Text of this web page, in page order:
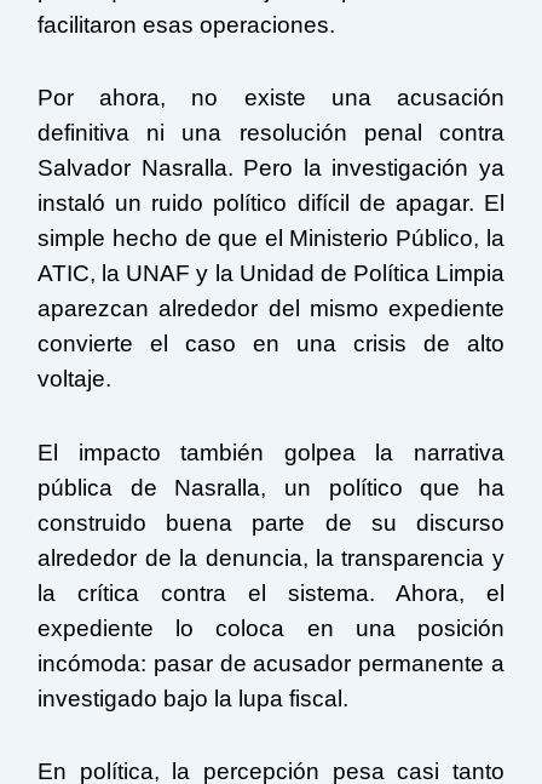
facilitaron esas operaciones.
Por ahora, no existe una acusación
definitiva ni una resolución penal contra
Salvador Nasralla. Pero la investigación ya
instaló un ruido político difícil de apagar. El
simple hecho de que el Ministerio Público, la
ATIC, la UNAF y la Unidad de Política Limpia
aparezcan alrededor del mismo expediente
convierte el caso en una crisis de alto
voltaje.
El impacto también golpea la narrativa
pública de Nasralla, un político que ha
construido buena parte de su discurso
alrededor de la denuncia, la transparencia y
la crítica contra el sistema. Ahora, el
expediente lo coloca en una posición
incómoda: pasar de acusador permanente a
investigado bajo la lupa fiscal.
En política, la percepción pesa casi tanto